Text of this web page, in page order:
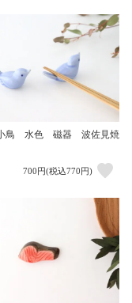
鳥 水色 磁器 波佐見焼
700円(税込770円)